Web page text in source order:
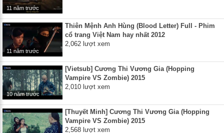
11 năm trước
11 năm trước
Thiên Mệnh Anh Hùng (Blood Letter) Full - Phim
cổ trang Việt Nam hay nhất 2012
2,062 lượt xem
10 năm trước
[Vietsub] Cương Thi Vương Gia (Hopping
Vampire VS Zombie) 2015
2,010 lượt xem
[Thuyết Minh] Cương Thi Vương Gia (Hopping
Vampire VS Zombie) 2015
2,568 lượt xem